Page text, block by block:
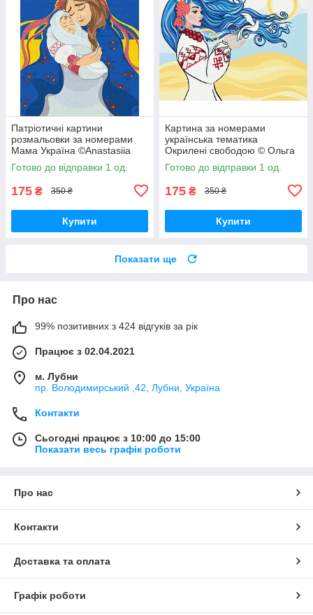
Патріотичні картини
розмальовки за номерами
Мама Україна ©Anastasiia
Kasarda BrushMe BS53077
Готово до відправки 1 од.
175 ₴ 350 ₴
Купити
Картина за номерами
українська тематика
Окрилені свободою © Ольга
Бочулінська 40х50
Патріотична BrushMe
Готово до відправки 1 од.
175 ₴ 350 ₴
Купити
Показати ще
Про нас
99% позитивних з 424 відгуків за рік
Працює з 02.04.2021
м. Лубни
пр. Володимирський ,42, Лубни, Україна
Контакти
Сьогодні працює з 10:00 до 15:00
Показати весь графік роботи
Про нас
Контакти
Доставка та оплата
Графік роботи